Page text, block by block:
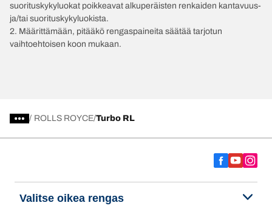
suorituskykyluokat poikkeavat alkuperäisten renkaiden kantavuus-
ja/tai suorituskykyluokista.
2. Määrittämään, pitääkö rengaspaineita säätää tarjotun
vaihtoehtoisen koon mukaan.
/ ROLLS ROYCE Turbo RL
Valitse oikea rengas